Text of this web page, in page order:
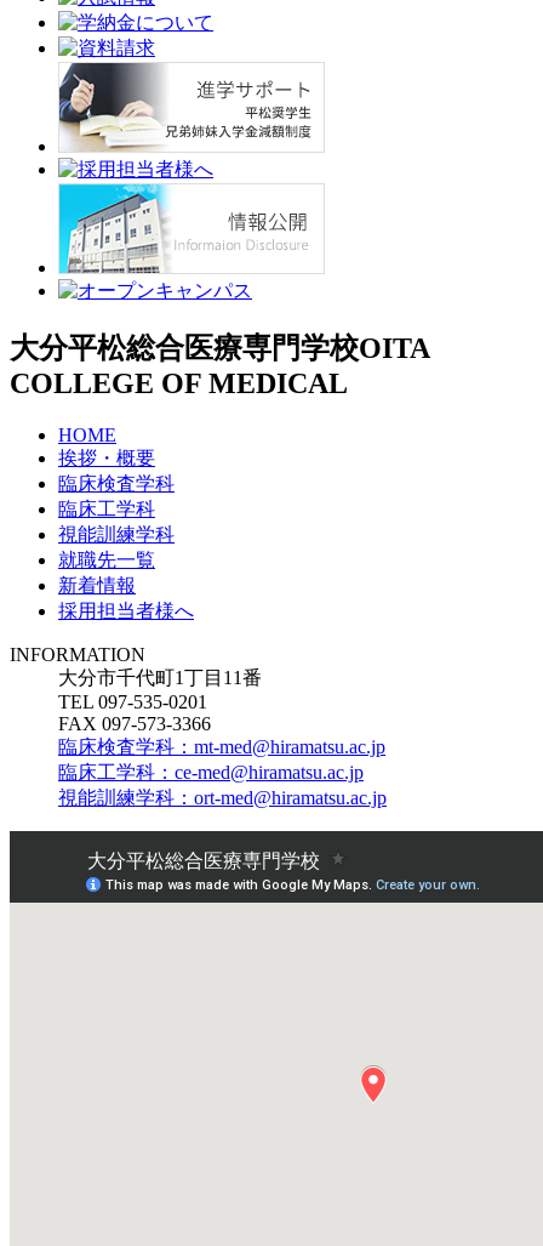
大分平松総合医療専門学校OITA
COLLEGE OF MEDICAL
HOME
挨拶・概要
臨床検査学科
臨床工学科
視能訓練学科
就職先一覧
新着情報
採用担当者様へ
INFORMATION
大分市千代町1丁目11番
TEL 097-535-0201
FAX 097-573-3366
臨床検査学科：mt-med@hiramatsu.ac.jp
臨床工学科：ce-med@hiramatsu.ac.jp
視能訓練学科：ort-med@hiramatsu.ac.jp